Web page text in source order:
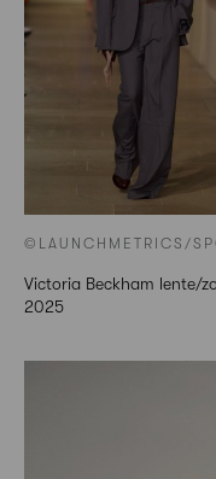
©LAUNCHMETRICS/
Victoria Beckham lente/
2025